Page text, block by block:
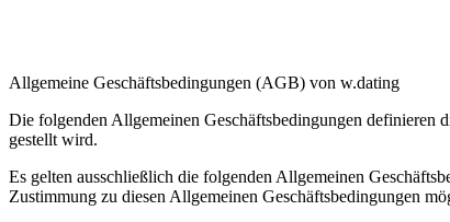
Allgemeine Geschäftsbedingungen (AGB) von w.dating
Die folgenden Allgemeinen Geschäftsbedingungen
gestellt wird.
Es gelten ausschließlich die folgenden Allgemeinen
Zustimmung zu diesen Allgemeinen Geschäftsbedingungen